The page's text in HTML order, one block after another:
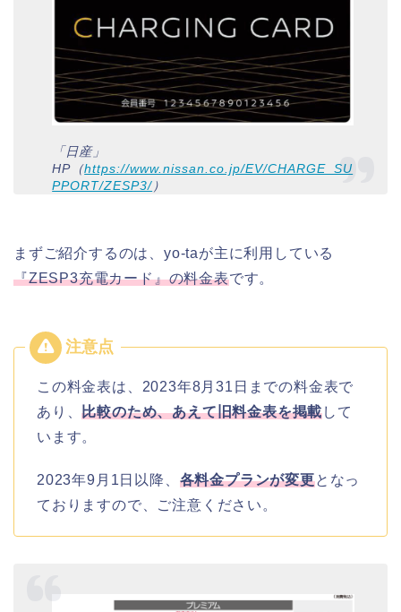
「日産」
HP（https://www.nissan.co.jp/EV/CHARGE_SU
PPORT/ZESP3/ ）
まずご紹介するのは、yo-taが主に利用している
『ZESP3充電カード』の料金表です。
この料金表は、2023年8月31日までの料金表で
あり、比較のため、あえて旧料金表を掲載して
います。
2023年9月1日以降、 各料金プランが変更となっ
ておりますので、ご注意ください。